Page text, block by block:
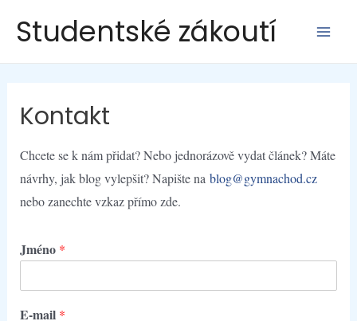
Studentské zákoutí
Kontakt
Chcete se k nám přidat? Nebo jednorázově vydat článek? Máte
návrhy, jak blog vylepšit? Napište na blog@gymnachod.cz
nebo zanechte vzkaz přímo zde.
Jméno *
E-mail *